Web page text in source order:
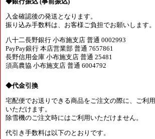
入金確認後の発送となります。
振り込み手数料は、お客様ご負担でお願いします。
八十二長野銀行 小布施支店 普通 0002993
PayPay銀行 本店営業部 普通 7657861
長野信用金庫 小布施支店 普通 25481
須高農協 小布施支店 普通 6004792
◆代金引換
宅配便でお送りできる商品をご注文の際に、ご利用
いただけます。
除雪機のご注文時にはご利用いただけません。
代引き手数料は以下のとおりです。